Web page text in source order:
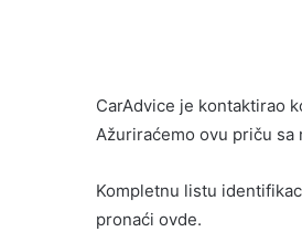
CarAdvice je kontaktirao
Ažuriraćemo ovu priču sa
Kompletnu listu
pronaći ovde.